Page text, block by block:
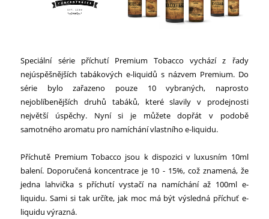
Speciální série příchutí Premium Tobacco vychází z řady
nejúspěšnějších tabákových e-liquidů s názvem Premium. Do
série bylo zařazeno pouze 10 vybraných, naprosto
nejoblíbenějších druhů tabáků, které slavily v prodejnosti
největší úspěchy. Nyní si je můžete dopřát v podobě
samotného aromatu pro namíchání vlastního e-liquidu.
Příchutě Premium Tobacco jsou k dispozici v luxusním 10ml
balení. Doporučená koncentrace je 10 - 15%, což znamená, že
jedna lahvička s příchutí vystačí na namíchání až 100ml e-
liquidu. Sami si tak určíte, jak moc má být výsledná příchuť e-
liquidu výrazná.